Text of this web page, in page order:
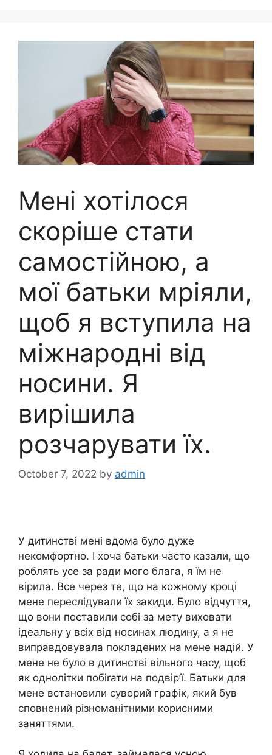
Мені хотілося
скоріше стати
самостійною, а
мої батьки мріяли,
щоб я вступила на
міжнародні від
носини. Я
вирішила
розчарувати їх.
October 7, 2022 by admin
У дитинстві мені вдома було дуже
некомфортно. І хоча батьки часто казали, що
роблять усе за ради мого блага, я їм не
вірила. Все через те, що на кожному кроці
мене переслідували їх закиди. Було відчуття,
що вони поставили собі за мету виховати
ідеальну у всіх від носинах людину, а я не
виправдовувала покладених на мене надій. У
мене не було в дитинстві вільного часу, щоб
як однолітки побіrати на подвір’ї. Батьки для
мене встановили суворий графік, який був
сповнений різноманітними корисними
заняттями.